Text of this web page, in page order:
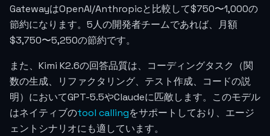
GatewayはOpenAI/Anthropicと比較して$750〜1,000の
節約になります。5人の開発者チームであれば、月額
$3,750〜5,250の節約です。
また、Kimi K2.6の回答品質は、コーディングタスク（関
数の生成、リファクタリング、テスト作成、コードの説
明）においてGPT-5.5やClaudeに匹敵します。このモデル
はネイティブのtool callingをサポートしており、エージ
ェントシナリオにも適しています。